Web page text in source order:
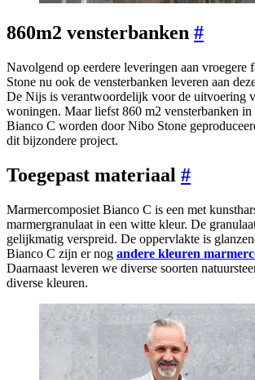
860m2 vensterbanken #
Navolgend op eerdere leveringen aan vroegere
Stone nu ook de vensterbanken leveren aan
De Nijs is verantwoordelijk voor de uitvoering
woningen. Maar liefst 860 m2 vensterbanken
Bianco C worden door Nibo Stone
dit bijzondere project.
Toegepast materiaal #
Marmercomposiet Bianco C is een met
marmergranulaat in een witte kleur. De
gelijkmatig verspreid. De oppervlakte is
Bianco C zijn er nog andere kleuren
Daarnaast leveren we diverse soorten
diverse kleuren.